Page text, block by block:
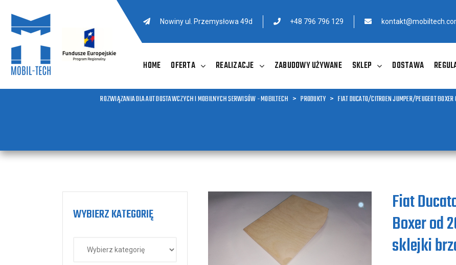
Nowiny ul. Przemysłowa 49d +48 796 796 129
HOME OFERTA REALIZACJE ZABUDOWY UŻYWANE SKLEP DOSTAWA
ROZWIĄZANIA DLA AUT DOSTAWCZYCH I MOBILNYCH SERWISÓW - MOBILTECH > PRODUKTY > FIAT DUCATO/CITROEN JUMPER/PEUGEOT
Fiat
Boxer od
sklejki
WYBIERZ KATEGORIĘ